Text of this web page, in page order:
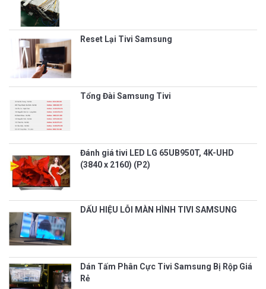
Reset Lại Tivi Samsung
Tổng Đài Samsung Tivi
Đánh giá tivi LED LG 65UB950T, 4K-UHD
(3840 x 2160) (P2)
DẤU HIỆU LỖI MÀN HÌNH TIVI SAMSUNG
Dán Tấm Phân Cực Tivi Samsung Bị Rộp Giá
Rẻ